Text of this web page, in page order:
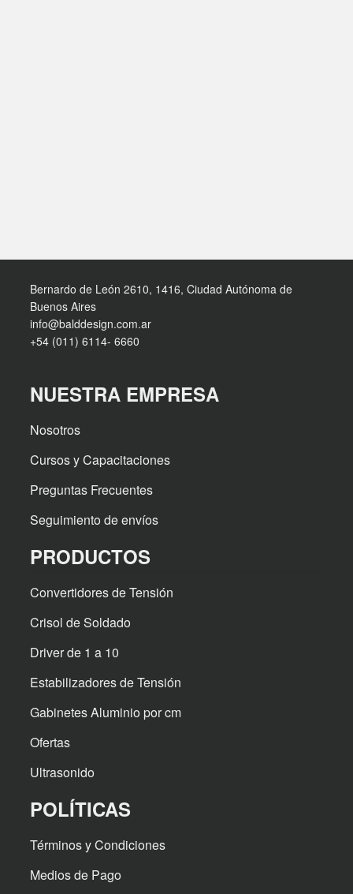
Bernardo de León 2610, 1416, Ciudad Autónoma de
Buenos Aires
info@balddesign.com.ar
+54 (011) 6114- 6660
NUESTRA EMPRESA
Nosotros
Cursos y Capacitaciones
Preguntas Frecuentes
Seguimiento de envíos
PRODUCTOS
Convertidores de Tensión
Crisol de Soldado
Driver de 1 a 10
Estabilizadores de Tensión
Gabinetes Aluminio por cm
Ofertas
Ultrasonido
POLÍTICAS
Términos y Condiciones
Medios de Pago